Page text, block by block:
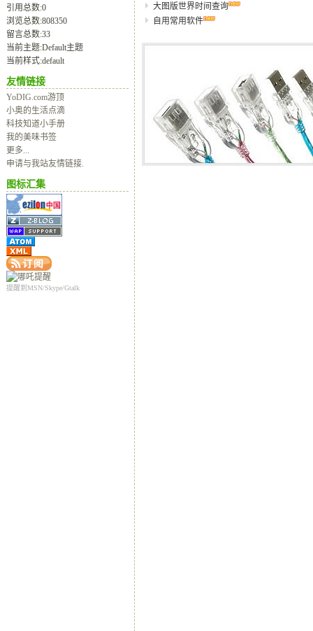
引用总数:0
浏览总数:808350
留言总数:33
当前主题:Default主题
当前样式:default
友情链接
YoDIG.com游顶
小奥的生活点滴
科技知道小手册
我的美味书签
更多...
申请与我站友情链接.
图标汇集
提醒到MSN/Skype/Gtalk
大图版世界时间查询
自用常用软件